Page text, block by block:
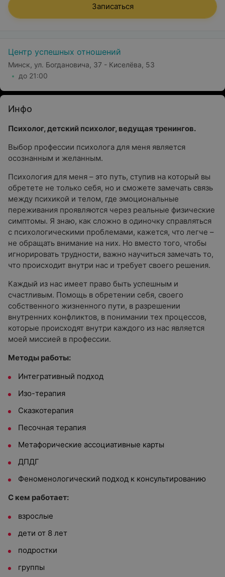
Записаться
Центр успешных отношений
Минск, ул. Богдановича, 37 - Киселёва, 53
до 21:00
Инфо
Психолог, детский психолог, ведущая тренингов.
Выбор профессии психолога для меня является
осознанным и желанным.
Психология для меня – это путь, ступив на который вы
обретете не только себя, но и сможете замечать связь
между психикой и телом, где эмоциональные
переживания проявляются через реальные физические
симптомы. Я знаю, как сложно в одиночку справляться
с психологическими проблемами, кажется, что легче –
не обращать внимание на них. Но вместо того, чтобы
игнорировать трудности, важно научиться замечать то,
что происходит внутри нас и требует своего решения.
Каждый из нас имеет право быть успешным и
счастливым. Помощь в обретении себя, своего
собственного жизненного пути, в разрешении
внутренних конфликтов, в понимании тех процессов,
которые происходят внутри каждого из нас является
моей миссией в профессии.
Методы работы:
Интегративный подход
Изо-терапия
Сказкотерапия
Песочная терапия
Метафорические ассоциативные карты
ДПДГ
Феноменологический подход к консультированию
С кем работает:
взрослые
дети от 8 лет
подростки
группы